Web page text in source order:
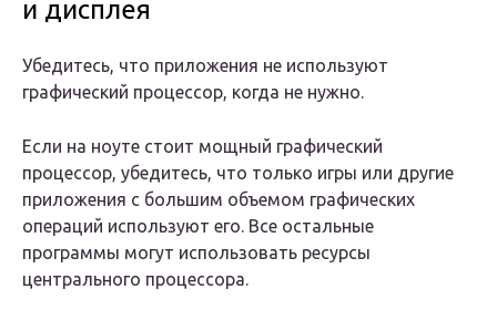
и дисплея
Убедитесь, что приложения не используют
графический процессор, когда не нужно.
Если на ноуте стоит мощный графический
процессор, убедитесь, что только игры или другие
приложения с большим объемом графических
операций используют его. Все остальные
программы могут использовать ресурсы
центрального процессора.